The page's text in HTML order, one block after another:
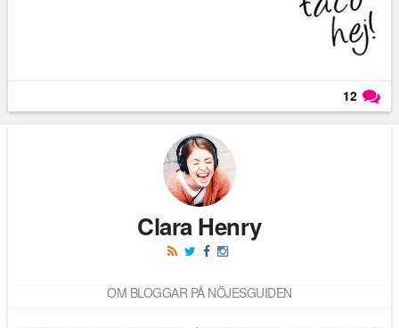
12
Clara Henry
OM BLOGGAR PÅ NÖJESGUIDEN